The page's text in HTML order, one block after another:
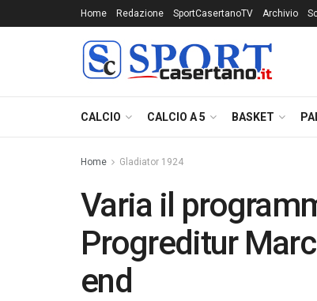
Home Redazione SportCasertanoTV Archivio
CALCIO CALCIO A 5 BASKET
Home Gladiator 1924
Varia il
Progreditur
end